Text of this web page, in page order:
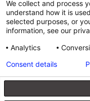
DEICHMAN-FUCHS
Alle Preise inkl. gesetzl.
© 2026 Walhalla u.
We collect and process
understand how it is
selected purposes, or
information, see our
Analytics
Consent details